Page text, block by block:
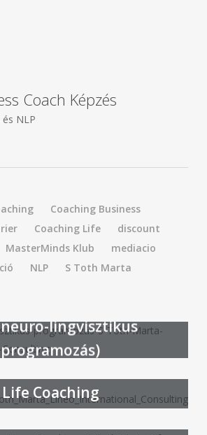
Coach Képzés
NLP
Coaching Business
Coaching Life
discount
MasterMinds Klub
mediacio
NLP S Toth Marta
lingvisztikus
programozás)
Life Coaching